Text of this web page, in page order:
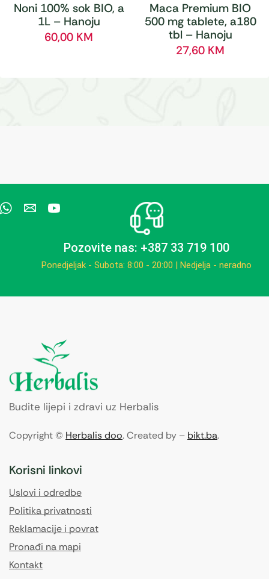
Noni 100% sok BIO, a
1L – Hanoju
60,00 KM
Maca Premium BIO
500 mg tablete, a180
tbl – Hanoju
27,60 KM
Pozovite nas: +387 33 719 100
Ponedjeljak - Subota: 8:00 - 20:00 | Nedjelja - neradno
Budite lijepi i zdravi uz Herbalis
Copyright © Herbalis doo. Created by – bikt.ba.
Korisni linkovi
Uslovi i odredbe
Politika privatnosti
Reklamacije i povrat
Pronađi na mapi
Kontakt